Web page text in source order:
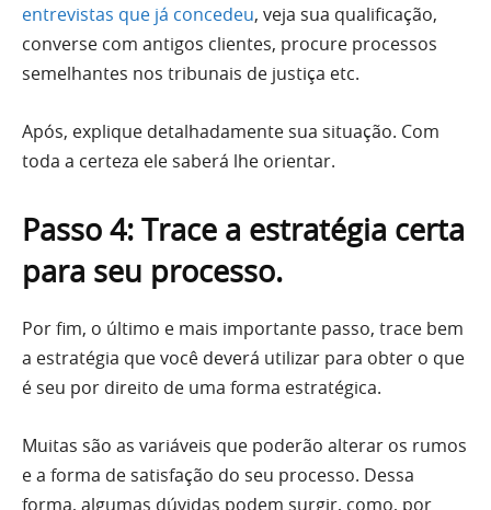
entrevistas que já concedeu, veja sua qualificação,
converse com antigos clientes, procure processos
semelhantes nos tribunais de justiça etc.
Após, explique detalhadamente sua situação. Com
toda a certeza ele saberá lhe orientar.
Passo 4: Trace a estratégia certa
para seu processo.
Por fim, o último e mais importante passo, trace bem
a estratégia que você deverá utilizar para obter o que
é seu por direito de uma forma estratégica.
Muitas são as variáveis que poderão alterar os rumos
e a forma de satisfação do seu processo. Dessa
forma, algumas dúvidas podem surgir, como, por